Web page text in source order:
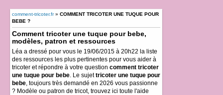
comment-tricoter.fr» COMMENT TRICOTER UNE TUQUE POUR
BEBE ?
Comment tricoter une tuque pour bebe,
modèles, patron et ressources
Léa a dressé pour vous le 19/06/2015 à 20h22 la liste
des ressources les plus pertinentes pour vous aider à
tricoter et répondre à votre question comment tricoter
une tuque pour bebe. Le sujettricoter une tuque pour
bebe, toujours très demandé en 2026 vous passionne
? Modèle ou patron de tricot, trouvez ici toute l'aide